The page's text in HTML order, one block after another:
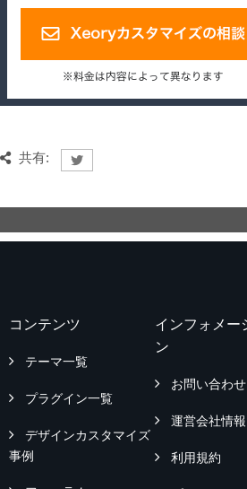
共有:
コンテンツ
テーマ一覧
プラグイン一覧
デザインカスタマイズ
事例
インフォメー
ン
お問い合わせ
運営会社情報
利用規約